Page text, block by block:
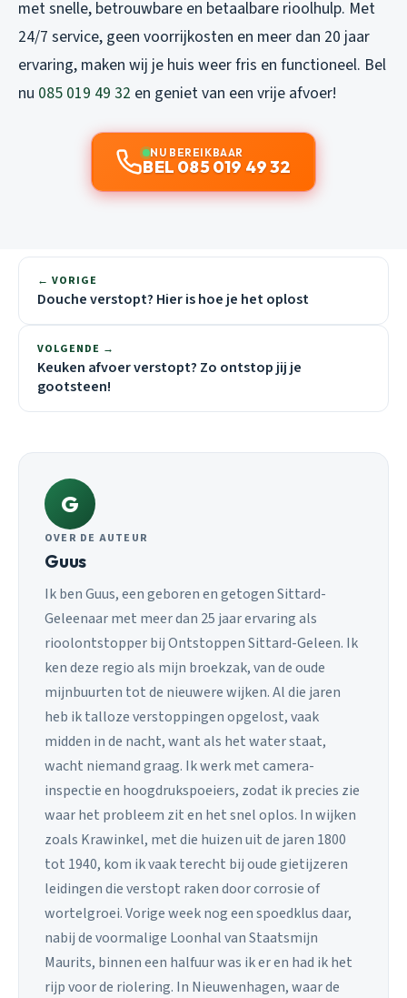
met snelle, betrouwbare en betaalbare rioolhulp. Met
24/7 service, geen voorrijkosten en meer dan 20 jaar
ervaring, maken wij je huis weer fris en functioneel. Bel
nu 085 019 49 32 en geniet van een vrije afvoer!
NU BEREIKBAAR
BEL 085 019 49 32
← VORIGE
Douche verstopt? Hier is hoe je het oplost
VOLGENDE →
Keuken afvoer verstopt? Zo ontstop jij je
gootsteen!
G
OVER DE AUTEUR
Guus
Ik ben Guus, een geboren en getogen Sittard-
Geleenaar met meer dan 25 jaar ervaring als
rioolontstopper bij Ontstoppen Sittard-Geleen. Ik
ken deze regio als mijn broekzak, van de oude
mijnbuurten tot de nieuwere wijken. Al die jaren
heb ik talloze verstoppingen opgelost, vaak
midden in de nacht, want als het water staat,
wacht niemand graag. Ik werk met camera-
inspectie en hoogdrukspoeiers, zodat ik precies zie
waar het probleem zit en het snel oplos. In wijken
zoals Krawinkel, met die huizen uit de jaren 1800
tot 1940, kom ik vaak terecht bij oude gietijzeren
leidingen die verstopt raken door corrosie of
wortelgroei. Vorige week nog een spoedklus daar,
nabij de voormalige Loonhal van Staatsmijn
Maurits, binnen een halfuur was ik er en had ik het
rijp voor de riolering. In Nieuwenhagen, waar de